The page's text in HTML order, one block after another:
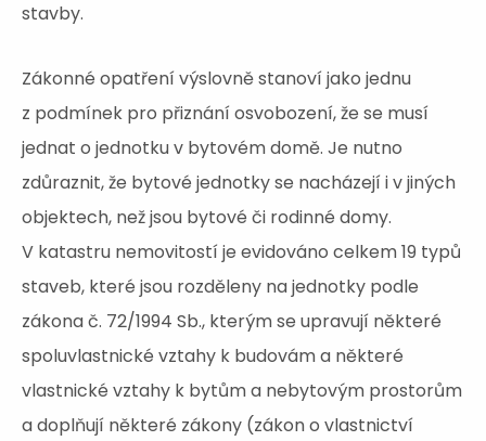
stavby.
Zákonné opatření výslovně stanoví jako jednu
z podmínek pro přiznání osvobození, že se musí
jednat o jednotku v bytovém domě. Je nutno
zdůraznit, že bytové jednotky se nacházejí i v jiných
objektech, než jsou bytové či rodinné domy.
V katastru nemovitostí je evidováno celkem 19 typů
staveb, které jsou rozděleny na jednotky podle
zákona č. 72/1994 Sb., kterým se upravují některé
spoluvlastnické vztahy k budovám a některé
vlastnické vztahy k bytům a nebytovým prostorům
a doplňují některé zákony (zákon o vlastnictví